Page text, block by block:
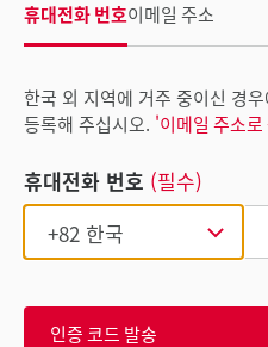
휴대전화 번호이메일 주소
한국 외 지역에 거주 중이신 경
등록해 주십시오. '이메일 주소로
휴대전화 번호 (필수)
인증 코드 발송